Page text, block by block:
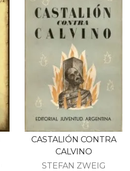
CASTALIÓN CONTRA
CALVINO
STEFAN ZWEIG